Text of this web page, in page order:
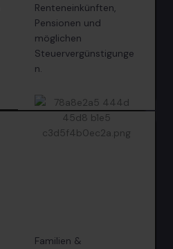
Renteneinkünften,
Pensionen und
möglichen
Steuervergünstigunge
n.
Familien &